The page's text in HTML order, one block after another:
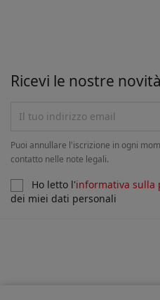
Ricevi le nostre
Puoi annullare l'iscrizione in ogni
contatto nelle note legali.
Ho letto l'informativa sulla
dei miei dati personali